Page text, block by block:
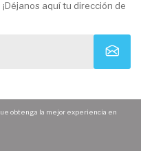
aquí tu dirección de
obtenga la mejor experiencia en